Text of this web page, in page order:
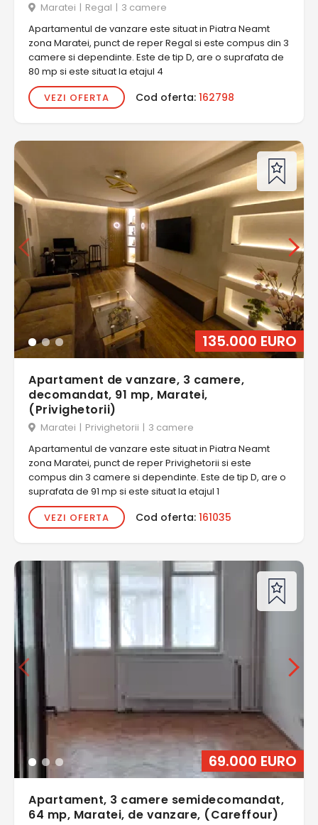
Maratei | Regal | 3 camere
Apartamentul de vanzare este situat in Piatra Neamt
zona Maratei, punct de reper Regal si este compus din 3
camere si dependinte. Este de tip D, are o suprafata de
80 mp si este situat la etajul 4
VEZI OFERTA
Cod oferta: 162798
135.000 EURO
Apartament de vanzare, 3 camere,
decomandat, 91 mp, Maratei,
(Privighetorii)
Maratei | Privighetorii | 3 camere
Apartamentul de vanzare este situat in Piatra Neamt
zona Maratei, punct de reper Privighetorii si este
compus din 3 camere si dependinte. Este de tip D, are o
suprafata de 91 mp si este situat la etajul 1
VEZI OFERTA
Cod oferta: 161035
69.000 EURO
Apartament, 3 camere semidecomandat,
64 mp, Maratei, de vanzare, (Careffour)